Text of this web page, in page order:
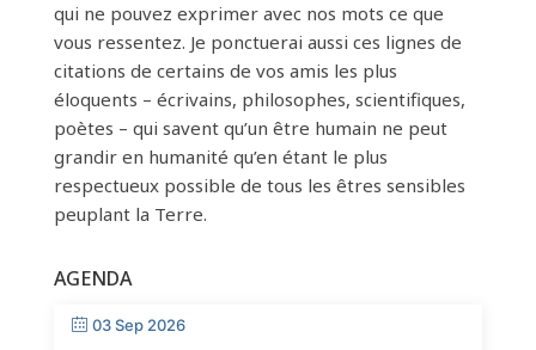
qui ne pouvez exprimer avec nos mots ce que
vous ressentez. Je ponctuerai aussi ces lignes de
citations de certains de vos amis les plus
éloquents – écrivains, philosophes, scientifiques,
poètes – qui savent qu’un être humain ne peut
grandir en humanité qu’en étant le plus
respectueux possible de tous les êtres sensibles
peuplant la Terre.
AGENDA
03 Sep 2026